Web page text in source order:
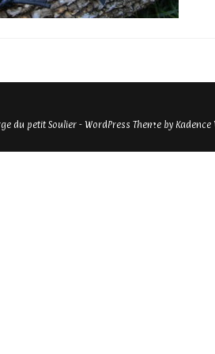
du petit Soulier - WordPress Theme by Kadence